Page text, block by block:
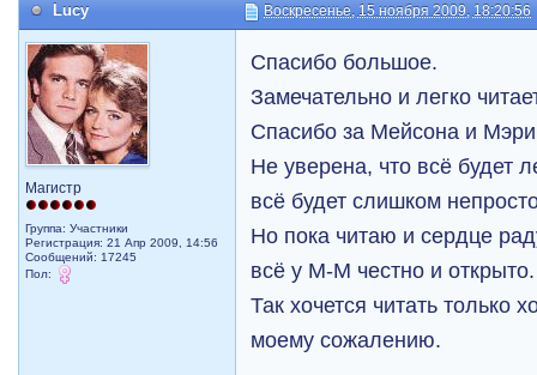
Lucy Воскресенье, 15 ноября 2009, 18:20:56
Магистр
Группа: Участники
Регистрация: 21 Апр 2009, 14:56
Сообщений: 17245
Пол:
Спасибо большое.
Замечательно и легко
Спасибо за Мейсона и
Не уверена, что всё будет
всё будет слишком
Но пока читаю и сердце
всё у М-М честно и
Так хочется читать только
моему сожалению.